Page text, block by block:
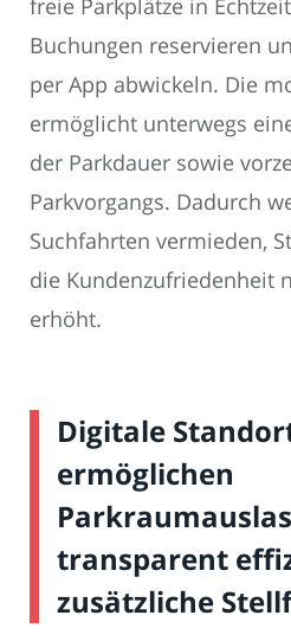
freie Parkplätze in
Buchungen reservieren
per App abwickeln. Die
ermöglicht unterwegs
der Parkdauer sowie
Parkvorgangs. Dadurch
Suchfahrten vermieden,
die Kundenzufriedenheit
erhöht.
Digitale
ermöglichen
transparent
zusätzliche